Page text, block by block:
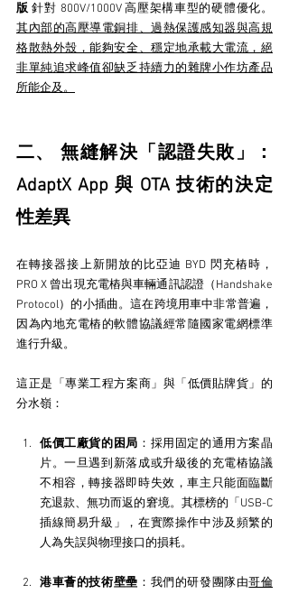
版 針對 800V/1000V 高壓架構車型的硬體優化。
其內部的高壓導電銅排、過熱保護感知器與高規
格散熱外殼，能夠安全、穩定地承載大電流，絕
非單純追求峰值卻缺乏持續力的雜牌小作坊產品
所能企及。
二、 無縫解決「認證失敗」：
AdaptX App 與 OTA 技術的決定
性差異
在轉接器接上新開放的比亞迪 BYD 閃充樁時，
PRO X 曾出現充電樁與車輛通訊認證（Handshake
Protocol）的小插曲。這在跨境用車中非常普遍，
因為內地充電樁的軟體協議經常隨國家電網標準
進行升級。
這正是「專業工程方案商」與「低價貼牌貨」的
分水嶺：
低價工廠貨的困局 ：採用固定的通用方案晶
片。一旦遇到新落成或升級後的充電樁協議
不相容，轉接器即時失效，車主只能面臨斷
充退款、無功而返的窘境。其標榜的「USB-C
插線簡易升級」，在實際操作中涉及頻繁的
人為失誤與物理接口的損耗。
港車薈的技術壁壘 ：我們的研發團隊由哥倫